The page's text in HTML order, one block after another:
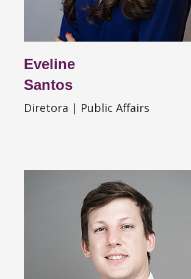
Eveline
Santos
Diretora | Public Affairs